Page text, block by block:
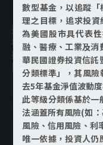
降低
退休資金通常伴隨
場波動，而是「要
持續判斷。多重資
比例，投資人不必
產的表現，讓
數型基金，以追蹤
理之目標，追求投資
為美國股市具代表
融、醫療、工業及消
華民國證券投資信託
分類標準」，其風險
去5年基金淨值波動
此等級分類係基於一
法涵蓋所有風險(如
風險、信用風險、利
唯一依據，投資人